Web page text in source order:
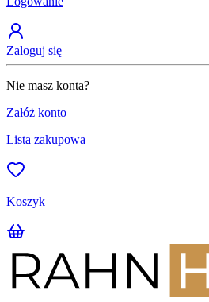
Zaloguj się
Nie masz konta?
Załóż konto
Lista zakupowa
Koszyk